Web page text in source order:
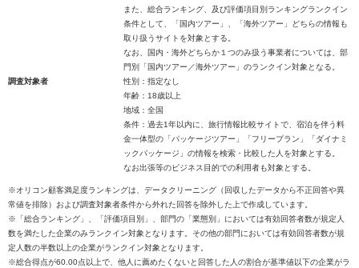
また、総合ランキング、及び評価項目別ランキングランクイン
条件として、「国内ツアー」、「海外ツアー」どちらの情報も
取り扱うサイトを対象とする。
なお、国内・海外どちらか１つのみ扱う事業者については、部
門別「国内ツアー／海外ツアー」のランクイン対象となる。
調査対象者
性別：指定なし
年齢：18歳以上
地域：全国
条件：過去1年以内に、旅行情報比較サイトで、宿泊を伴う料
金一体型の「パッケージツアー」「フリープラン」「ダイナミ
ックパッケージ」の情報を検索・比較した人を対象とする。
なお出張等のビジネス目的での利用者も対象とする。
※オリコン顧客満足度ランキングは、データクリーニング（回収したデータから不正回答や異
常値を排除）および調査対象者条件から外れた回答を除外した上で作成しています。
※「総合ランキング」、「評価項目別」、部門の「業態別」においては有効回答者数が規定人
数を満たした企業のみランクイン対象となります。その他の部門においては有効回答者数が規
定人数の半数以上の企業がランクイン対象となります。
※総合得点が60.00点以上で、他人に薦めたくないと回答した人の割合が基準値以下の企業がラ